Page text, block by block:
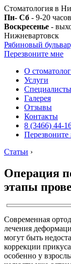
Стоматология в
Пн- Сб - 9-20 часов
Воскресенье -
Нижневартовск
Рябиновый
Перезвоните мне
О
Услуги
Специалисты
Галерея
Отзывы
Контакты
8 (3466) 44-
Перезвоните
Статьи ›
Операция
этапы
Современная
лечения
могут быть
коррекции
особенно у